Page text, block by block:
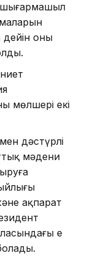
шығармашыл
оның
мөлшері екі
дәстүрлі
мәдени
ақпарат
ең